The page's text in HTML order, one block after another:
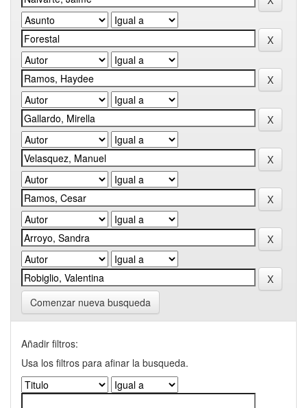
Comenzar nueva busqueda
Añadir filtros:
Usa los filtros para afinar la busqueda.